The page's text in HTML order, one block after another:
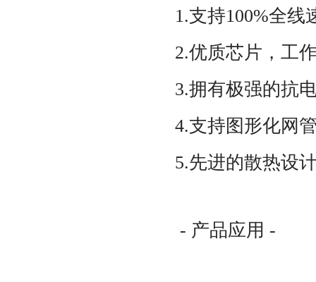
1.支持100%全线
2.优质芯片，工
3.拥有极强的抗
4.支持图形化网
5.先进的散热设
- 产品应用 -